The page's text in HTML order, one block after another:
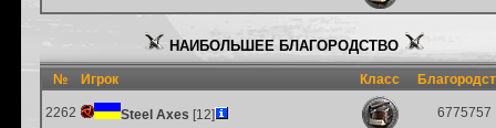
НАИБОЛЬШЕЕ БЛАГОРОДСТВО
№ Игрок Класс
2262 Steel Axes [12] 6775757